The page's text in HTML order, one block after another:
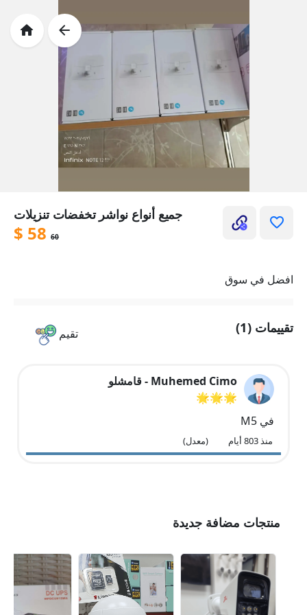
جميع أنواع نواشر تخفضات تنزيلات
$ 58 60
افضل في سوق
تقيم تقييمات (1)
Muhemed Cimo - قامشلو
🌟🌟🌟
في M5
منذ 803 أيام (معدل)
منتجات مضافة جديدة